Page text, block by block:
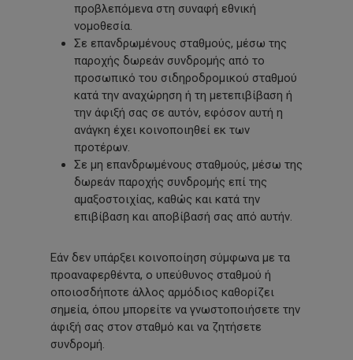
προβλεπόμενα στη συναφή εθνική
νομοθεσία.
Σε επανδρωμένους σταθμούς, μέσω της
παροχής δωρεάν συνδρομής από το
προσωπικό του σιδηροδρομικού σταθμού
κατά την αναχώρηση ή τη μετεπιβίβαση ή
την άφιξή σας σε αυτόν, εφόσον αυτή η
ανάγκη έχει κοινοποιηθεί εκ των
προτέρων.
Σε μη επανδρωμένους σταθμούς, μέσω της
δωρεάν παροχής συνδρομής επί της
αμαξοστοιχίας, καθώς και κατά την
επιβίβαση και αποβίβασή σας από αυτήν.
Εάν δεν υπάρξει κοινοποίηση σύμφωνα με τα
προαναφερθέντα, ο υπεύθυνος σταθμού ή
οποιοσδήποτε άλλος αρμόδιος καθορίζει
σημεία, όπου μπορείτε να γνωστοποιήσετε την
άφιξή σας στον σταθμό και να ζητήσετε
συνδρομή.